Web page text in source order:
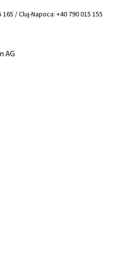
/ Cluj-Napoca: +40 790 015 155
AG